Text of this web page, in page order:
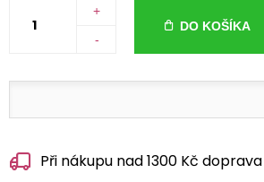
+
-
DO KOŠÍKA
Při nákupu nad 1300 Kč